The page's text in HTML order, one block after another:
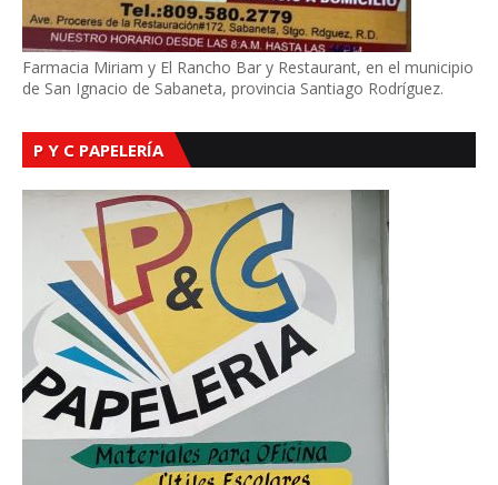
Farmacia Miriam y El Rancho Bar y Restaurant, en el municipio
de San Ignacio de Sabaneta, provincia Santiago Rodríguez.
P Y C PAPELERÍA